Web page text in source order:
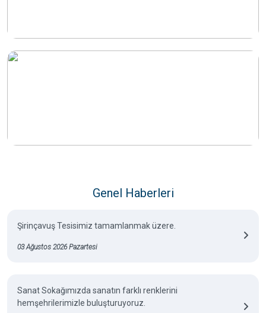
Genel Haberleri
Şirinçavuş Tesisimiz tamamlanmak üzere.
03 Ağustos 2026 Pazartesi
Sanat Sokağımızda sanatın farklı renklerini
hemşehrilerimizle buluşturuyoruz.